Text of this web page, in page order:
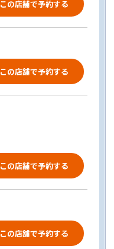
この店舗で予約する
この店舗で予約する
この店舗で予約する
この店舗で予約する